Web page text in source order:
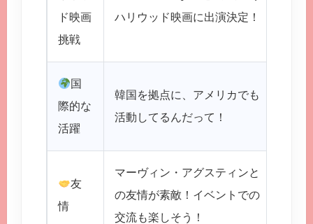
ド映画
挑戦
ハリウッド映画に出演決定！
国
際的な
活躍
韓国を拠点に、アメリカでも
活動してるんだって！
友
情
マーヴィン・アグスティンと
の友情が素敵！イベントでの
交流も楽しそう！